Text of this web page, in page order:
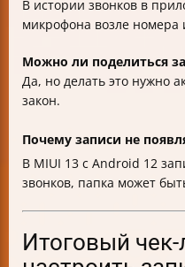
В истории звонков в
микрофона возле номера
Можно ли поделиться
Да, но делать это нужно
закон.
Почему записи не
В MIUI 13 с Android 12
звонков, папка может
Итоговый чек-